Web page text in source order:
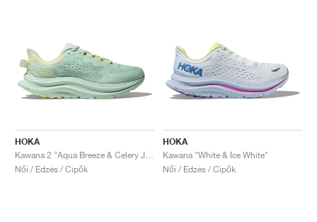
HOKA
Női / Edzés / Cipők
HOKA
Kawana "White & Ice White"
Női / Edzés / Cipők